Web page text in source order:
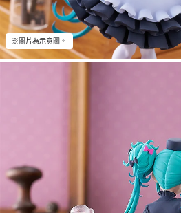
※圖片為示意圖。